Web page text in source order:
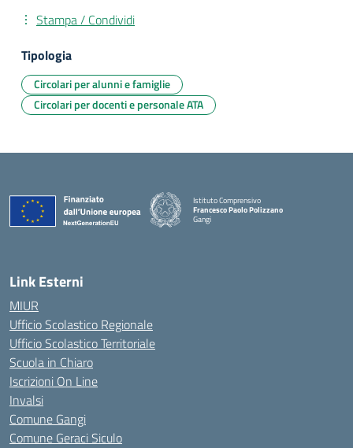
Stampa / Condividi
Tipologia
Circolari per alunni e famiglie
Circolari per docenti e personale ATA
Istituto Comprensivo
Francesco Paolo Polizzano
Gangi
— Visita la pagina iniziale della scuola
Link Esterni
MIUR
Ufficio Scolastico Regionale
Ufficio Scolastico Territoriale
Scuola in Chiaro
Iscrizioni On Line
Invalsi
Comune Gangi
Comune Geraci Siculo